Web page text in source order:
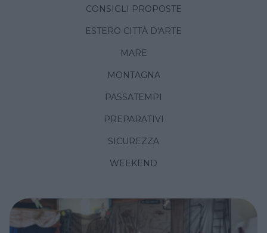
CONSIGLI PROPOSTE
ESTERO CITTÀ D'ARTE
MARE
MONTAGNA
PASSATEMPI
PREPARATIVI
SICUREZZA
WEEKEND